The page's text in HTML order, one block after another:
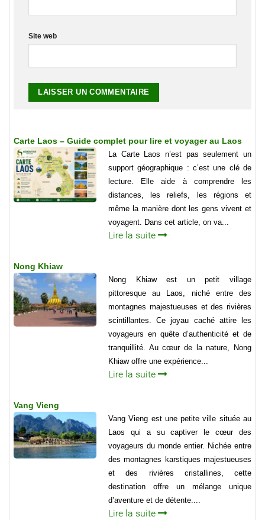
Site web
Carte Laos – Guide complet pour lire et voyager au Laos
La Carte Laos n’est pas seulement un
support géographique : c’est une clé de
lecture. Elle aide à comprendre les
distances, les reliefs, les régions et
même la manière dont les gens vivent et
voyagent. Dans cet article, on va...
Lire la suite
Nong Khiaw
Nong Khiaw est un petit village
pittoresque au Laos, niché entre des
montagnes majestueuses et des rivières
scintillantes. Ce joyau caché attire les
voyageurs en quête d’authenticité et de
tranquillité. Au cœur de la nature, Nong
Khiaw offre une expérience...
Lire la suite
Vang Vieng
Vang Vieng est une petite ville située au
Laos qui a su captiver le cœur des
voyageurs du monde entier. Nichée entre
des montagnes karstiques majestueuses
et des rivières cristallines, cette
destination offre un mélange unique
d’aventure et de détente....
Lire la suite